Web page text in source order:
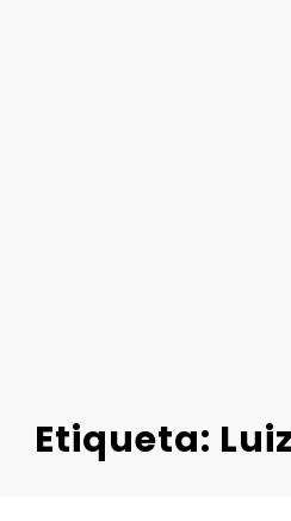
Etiqueta: